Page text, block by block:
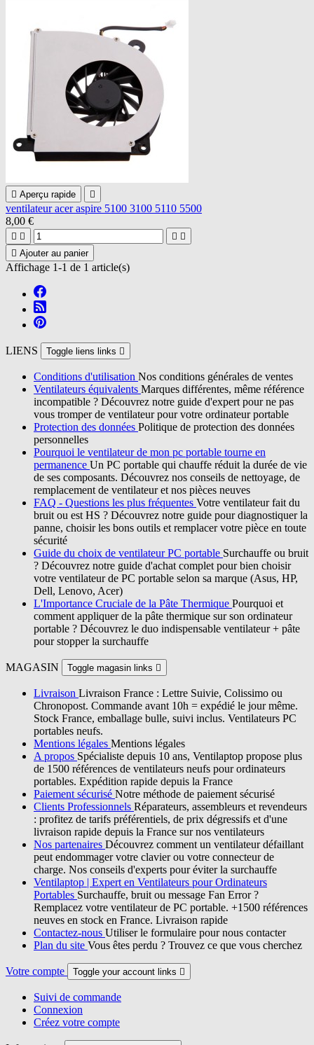
 Aperçu rapide 
ventilateur acer aspire 5100 3100 5110 5500
8,00 €
   
 Ajouter au panier
Affichage 1-1 de 1 article(s)
LIENS Toggle liens links 
Conditions d'utilisation Nos conditions générales de ventes
Ventilateurs équivalents Marques différentes, même référence
incompatible ? Découvrez notre guide d'expert pour ne pas
vous tromper de ventilateur pour votre ordinateur portable
Protection des données Politique de protection des données
personnelles
Pourquoi le ventilateur de mon pc portable tourne en
permanence Un PC portable qui chauffe réduit la durée de vie
de ses composants. Découvrez nos conseils de nettoyage, de
remplacement de ventilateur et nos pièces neuves
FAQ - Questions les plus fréquentes Votre ventilateur fait du
bruit ou est HS ? Découvrez notre guide pour diagnostiquer la
panne, choisir les bons outils et remplacer votre pièce en toute
sécurité
Guide du choix de ventilateur PC portable Surchauffe ou bruit
? Découvrez notre guide d'achat complet pour bien choisir
votre ventilateur de PC portable selon sa marque (Asus, HP,
Dell, Lenovo, Acer)
L'Importance Cruciale de la Pâte Thermique Pourquoi et
comment appliquer de la pâte thermique sur son ordinateur
portable ? Découvrez le duo indispensable ventilateur + pâte
pour stopper la surchauffe
MAGASIN Toggle magasin links 
Livraison Livraison France : Lettre Suivie, Colissimo ou
Chronopost. Commande avant 10h = expédié le jour même.
Stock France, emballage bulle, suivi inclus. Ventilateurs PC
portables neufs.
Mentions légales Mentions légales
A propos Spécialiste depuis 10 ans, Ventilaptop propose plus
de 1500 références de ventilateurs neufs pour ordinateurs
portables. Expédition rapide depuis la France
Paiement sécurisé Notre méthode de paiement sécurisé
Clients Professionnels Réparateurs, assembleurs et revendeurs
: profitez de tarifs préférentiels, de prix dégressifs et d'une
livraison rapide depuis la France sur nos ventilateurs
Nos partenaires Découvrez comment un ventilateur défaillant
peut endommager votre clavier ou votre connecteur de
charge. Nos conseils d'experts pour éviter la surchauffe
Ventilaptop | Expert en Ventilateurs pour Ordinateurs
Portables Surchauffe, bruit ou message Fan Error ?
Remplacez votre ventilateur de PC portable. +1500 références
neuves en stock en France. Livraison rapide
Contactez-nous Utiliser le formulaire pour nous contacter
Plan du site Vous êtes perdu ? Trouvez ce que vous cherchez
Votre compte Toggle your account links 
Suivi de commande
Connexion
Créez votre compte